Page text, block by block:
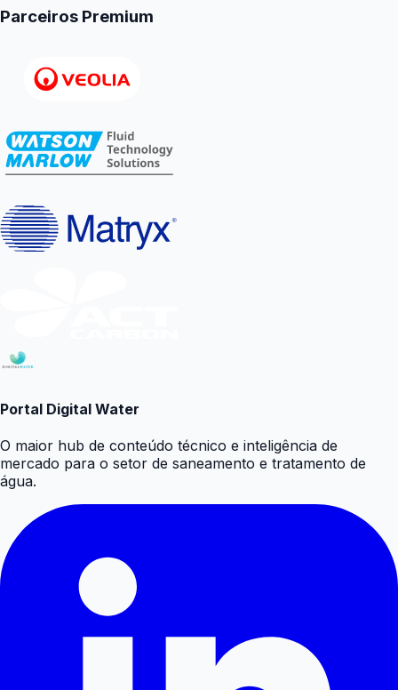
Parceiros Premium
Portal Digital Water
O maior hub de conteúdo técnico e inteligência de
mercado para o setor de saneamento e tratamento de
água.